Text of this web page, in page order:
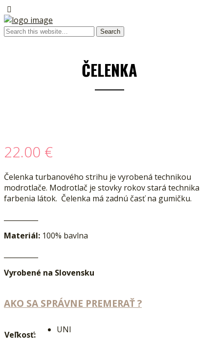
ČELENKA
22.00 €
Čelenka turbanového strihu je vyrobená technikou
modrotlače. Modrotlač je stovky rokov stará technika
farbenia látok. Čelenka má zadnú časť na gumičku.
Materiál: 100% bavlna
Vyrobené na Slovensku
AKO SA SPRÁVNE PREMERAŤ ?
Veľkosť:
UNI